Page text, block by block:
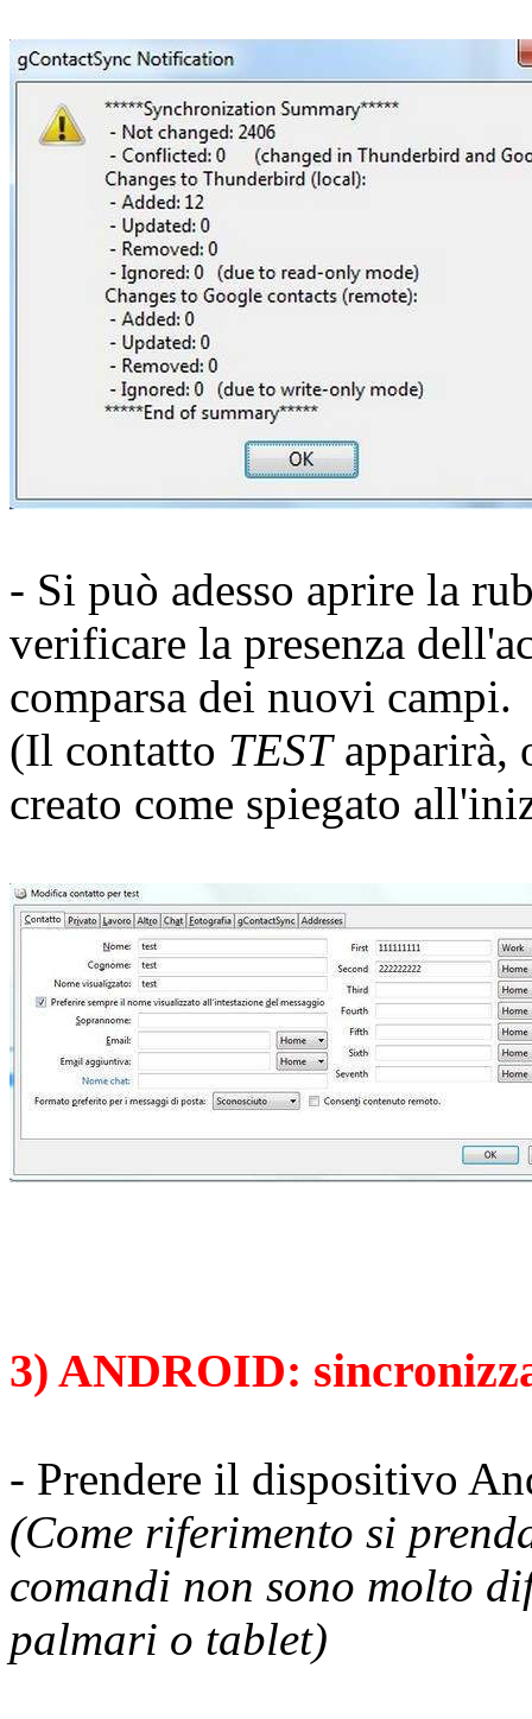
- Si può adesso aprire la
verificare la presenza
comparsa dei nuovi campi.
(Il contatto TESTapparirà,
creato come spiegato
3) ANDROID:
- Prendere il dispositivo
(Come riferimento si
comandi non sono molto
palmari o tablet)